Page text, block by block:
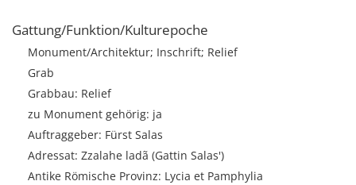
Gattung/Funktion/Kulturepoche
Monument/Architektur; Inschrift; Relief
Grab
Grabbau: Relief
zu Monument gehörig: ja
Auftraggeber: Fürst Salas
Adressat: Zzalahe ladã (Gattin Salas')
Antike Römische Provinz: Lycia et Pamphylia